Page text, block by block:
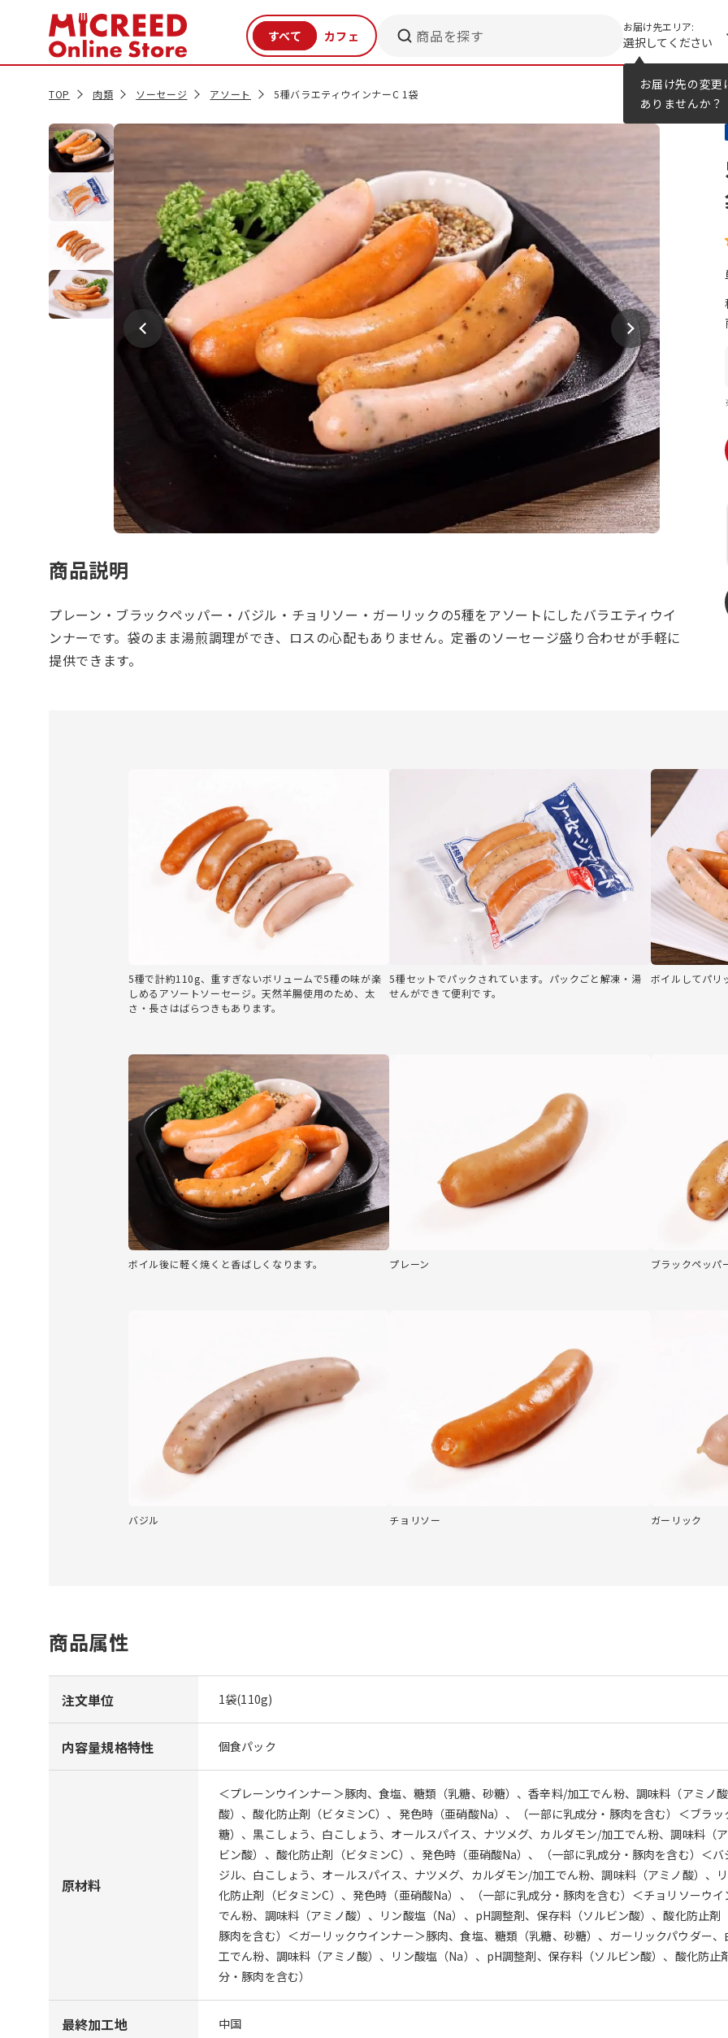
お届け先の変更
ありませんか？
商品を探す お届け先エリア:
選択してください
TOP 肉類 ソーセージ アソート 5種バラエティウインナーC 1袋
商品説明
プレーン・ブラックペッパー・バジル・チョリソー・ガーリックの5種をアソートにしたバラエティウイ
ンナーです。袋のまま湯煎調理ができ、ロスの心配もありません。定番のソーセージ盛り合わせが手軽に
提供できます。
5種で計約110g、重すぎないボリュームで5種の味が楽
しめるアソートソーセージ。天然羊腸使用のため、太
さ・長さはばらつきもあります。
5種セットでパックされています。パックごと解凍・湯
せんができて便利です。
ボイルしてパリ
ボイル後に軽く焼くと香ばしくなります。 プレーン ブラックペッパ
バジル チョリソー ガーリック
商品属性
注文単位 1袋(110g)
内容量規格特性 個食パック
原材料
＜プレーンウインナー＞豚肉、食塩、糖類（乳糖、砂糖）、香辛料/加工でん粉、調味料（アミノ
酸）、酸化防止剤（ビタミンC）、発色時（亜硝酸Na）、（一部に乳成分・豚肉を含む）＜ブラ
糖）、黒こしょう、白こしょう、オールスパイス、ナツメグ、カルダモン/加工でん粉、調味料（
ビン酸）、酸化防止剤（ビタミンC）、発色時（亜硝酸Na）、（一部に乳成分・豚肉を含む）＜
ジル、白こしょう、オールスパイス、ナツメグ、カルダモン/加工でん粉、調味料（アミノ酸）、
化防止剤（ビタミンC）、発色時（亜硝酸Na）、（一部に乳成分・豚肉を含む）＜チョリソーウ
でん粉、調味料（アミノ酸）、リン酸塩（Na）、pH調整剤、保存料（ソルビン酸）、酸化防止
豚肉を含む）＜ガーリックウインナー＞豚肉、食塩、糖類（乳糖、砂糖）、ガーリックパウダー
工でん粉、調味料（アミノ酸）、リン酸塩（Na）、pH調整剤、保存料（ソルビン酸）、酸化防
分・豚肉を含む）
最終加工地 中国